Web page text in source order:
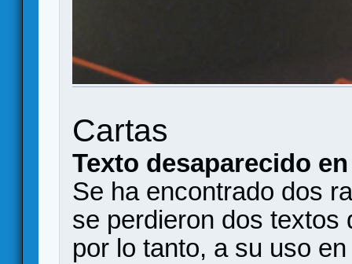
Cartas
Texto desaparecido
Se ha encontrado dos
se perdieron dos textos
por lo tanto, a su uso